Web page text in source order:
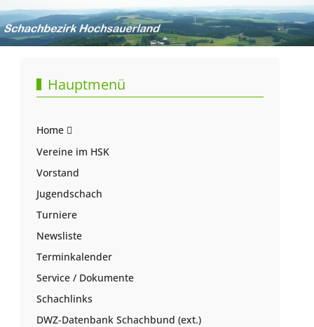
Hauptmenü
Home
Vereine im HSK
Vorstand
Jugendschach
Turniere
Newsliste
Terminkalender
Service / Dokumente
Schachlinks
DWZ-Datenbank Schachbund (ext.)